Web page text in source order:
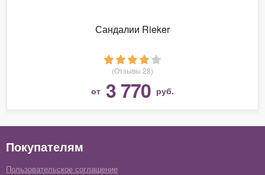
Сандалии Rieker
(Отзывы 28)
от 3 770 руб.
Покупателям
Пользовательское соглашение